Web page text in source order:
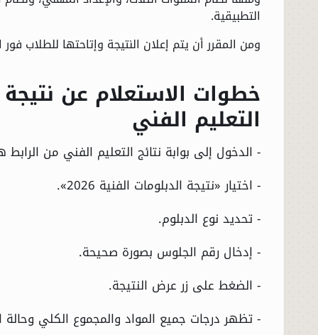
التطبيقية.
ومن المقرر أن يتم إعلان النتيجة وإتاحتها للطلاب
التعليم الفني
- الدخول إلى بوابة نتائج التعليم الفني من الرابط
- اختيار «نتيجة الدبلومات الفنية 2026».
- تحديد نوع الدبلوم.
- إدخال رقم الجلوس بصورة صحيحة.
- الضغط على زر عرض النتيجة.
- تظهر درجات جميع المواد والمجموع الكلي